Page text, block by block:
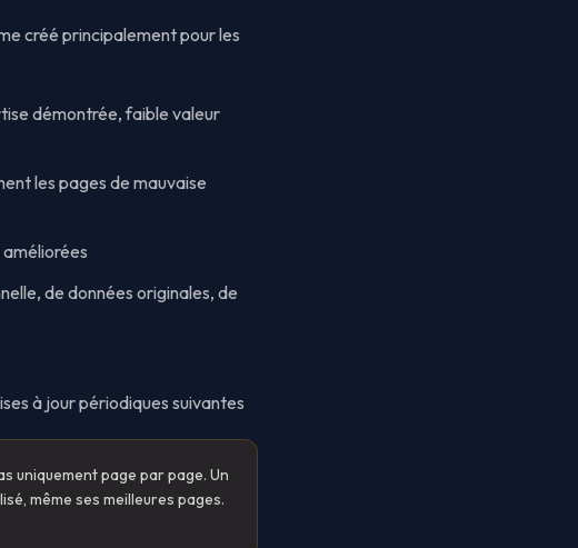
créé principalement pour les
démontrée, faible valeur
les pages de mauvaise
de données originales, de
à jour périodiques suivantes
uniquement page par page. Un
même ses meilleures pages.